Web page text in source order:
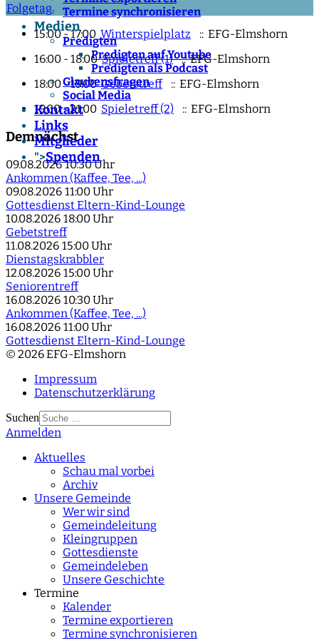
Termine synchronisieren
Medien
Predigten
Predigten auf Youtube
Predigten als Podcast
Glaubensfragen
Social Media
Kontakt
Links
Mitglieder
">Spenden
Folgetag
15:00 - 17:00Winterspielplatz
:: EFG-Elmshorn
16:00 - 18:00Spieletreff (1) :: EFG-Elmshorn
18:00 - 19:00Gebetstreff
:: EFG-Elmshorn
19:00 - 21:00 Spieletreff (2) :: EFG-Elmshorn
Demnächst
09.08.2026 10:30 Uhr
Ankommen (Kaffee, Tee, ...)
09.08.2026 11:00 Uhr
Gottesdienst Eltern-Kind-Lounge
10.08.2026 18:00 Uhr
Gebetstreff
11.08.2026 15:00 Uhr
Dienstagskrabbler
12.08.2026 15:00 Uhr
Seniorentreff
16.08.2026 10:30 Uhr
Ankommen (Kaffee, Tee, ...)
16.08.2026 11:00 Uhr
Gottesdienst Eltern-Kind-Lounge
© 2026 EFG-Elmshorn
Impressum
Datenschutzerklärung
Suchen
Type 2 or more
Anmelden
Aktuelles
Schau mal vorbei
Archiv
Unsere Gemeinde
Wer wir sind
Gemeindeleitung
Kleingruppen
Gottesdienste
Gemeindeleben
Unsere Geschichte
Termine
Kalender
Termine exportieren
Termine synchronisieren